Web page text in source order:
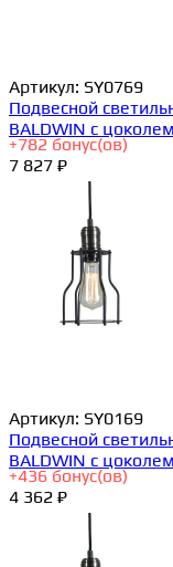
Артикул: SY0769
Подвесной
BALDWIN с
+782 бонус(ов)
7 827 ₽
Артикул: SY0169
Подвесной
BALDWIN с
+436 бонус(ов)
4 362 ₽